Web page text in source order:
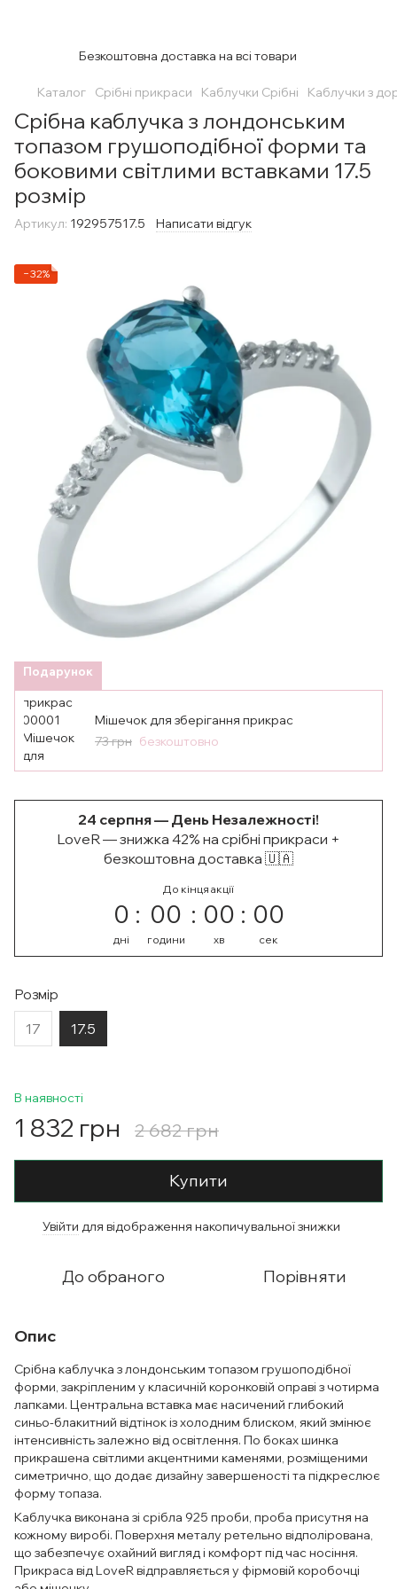
Безкоштовна доставка на всі товари
Каталог Срібні прикраси Каблучки Срібні Каблучки з
Срібна каблучка з лондонським
топазом грушоподібної форми та
боковими світлими вставками 17.5
розмір
Артикул: 192957517.5 Написати відгук
−32%
Подарунок
Мішечок для зберігання прикрас
73 грн безкоштовно
24 серпня — День Незалежності!
LoveR — знижка 42% на срібні прикраси +
безкоштовна доставка 🇺🇦
До кінця акції
0
дні
00
години
00
хв
00
сек
Розмір
17 17.5
В наявності
1 832 грн 2 682 грн
Купити
Увійти для відображення накопичувальної знижки
До обраного Порівняти
Опис
Срібна каблучка з лондонським топазом грушоподібної
форми, закріпленим у класичній коронковій оправі з чотирма
лапками. Центральна вставка має насичений глибокий
синьо-блакитний відтінок із холодним блиском, який змінює
інтенсивність залежно від освітлення. По боках шинка
прикрашена світлими акцентними каменями, розміщеними
симетрично, що додає дизайну завершеності та підкреслює
форму топаза.
Каблучка виконана зі срібла 925 проби, проба присутня на
кожному виробі. Поверхня металу ретельно відполірована,
що забезпечує охайний вигляд і комфорт під час носіння.
Прикраса від LoveR відправляється у фірмовій коробочці